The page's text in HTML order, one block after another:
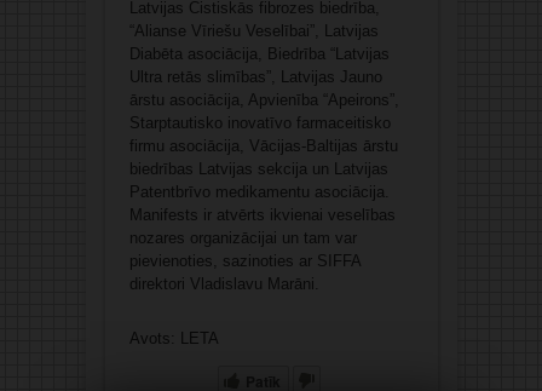
Latvijas Cistiskās fibrozes biedrība,
“Alianse Vīriešu Veselībai”, Latvijas
Diabēta asociācija, Biedrība “Latvijas
Ultra retās slimības”, Latvijas Jauno
ārstu asociācija, Apvienība “Apeirons”,
Starptautisko inovatīvo farmaceitisko
firmu asociācija, Vācijas-Baltijas ārstu
biedrības Latvijas sekcija un Latvijas
Patentbrīvo medikamentu asociācija.
Manifests ir atvērts ikvienai veselības
nozares organizācijai un tam var
pievienoties, sazinoties ar SIFFA
direktori Vladislavu Marāni.
Avots: LETA